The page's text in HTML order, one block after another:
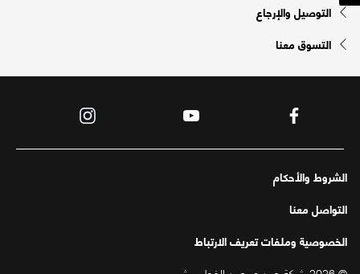
التوصيل والإرجاع
التسوق معنا
الشروط والأحكام
التواصل معنا
الخصوصية وملفات تعريف الارتباط